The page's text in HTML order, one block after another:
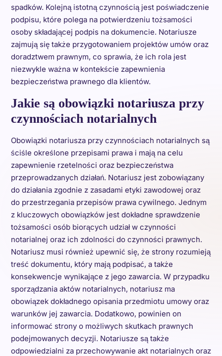
spadków. Kolejną istotną czynnością jest poświadczenie
podpisu, które polega na potwierdzeniu tożsamości
osoby składającej podpis na dokumencie. Notariusze
zajmują się także przygotowaniem projektów umów oraz
doradztwem prawnym, co sprawia, że ich rola jest
niezwykle ważna w kontekście zapewnienia
bezpieczeństwa prawnego dla klientów.
Jakie są obowiązki notariusza przy
czynnościach notarialnych
Obowiązki notariusza przy czynnościach notarialnych są
ściśle określone przepisami prawa i mają na celu
zapewnienie rzetelności oraz bezpieczeństwa
przeprowadzanych działań. Notariusz jest zobowiązany
do działania zgodnie z zasadami etyki zawodowej oraz
do przestrzegania przepisów prawa cywilnego. Jednym
z kluczowych obowiązków jest dokładne sprawdzenie
tożsamości osób biorących udział w czynności
notarialnej oraz ich zdolności do czynności prawnych.
Notariusz musi również upewnić się, że strony rozumieją
treść dokumentu, który mają podpisać, a także
konsekwencje wynikające z jego zawarcia. W przypadku
sporządzania aktów notarialnych, notariusz ma
obowiązek dokładnego opisania przedmiotu umowy oraz
warunków jej zawarcia. Dodatkowo, powinien on
informować strony o możliwych skutkach prawnych
podejmowanych decyzji. Notariusze są także
odpowiedzialni za przechowywanie akt notarialnych oraz